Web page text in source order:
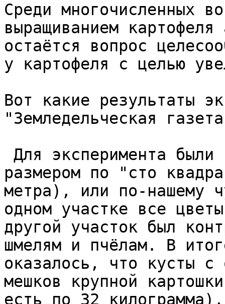
Среди многочисленных
выращиванием
остаётся вопрос
у картофеля с целью
Вот какие результаты
"Земледельческая
Для эксперимента
размером по "сто
метра), или по-нашему
одном участке все
другой участок был
шмелям и пчёлам. В
оказалось, что кусты с
мешков крупной
есть по 32